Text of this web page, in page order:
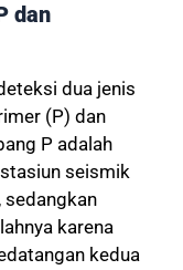
dan
dua jenis
(P) dan
P adalah
seismik
sedangkan
karena
kedua